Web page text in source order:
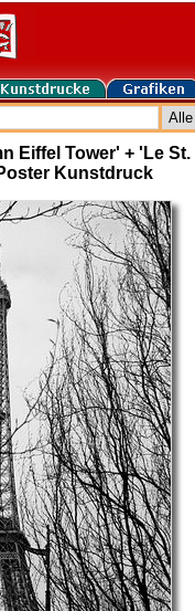
Eiffel Tower' + 'Le St.
Kunstdruck